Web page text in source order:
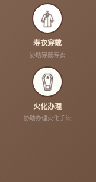
寿衣穿戴
协助穿戴寿衣
火化办理
协助办理火化手续